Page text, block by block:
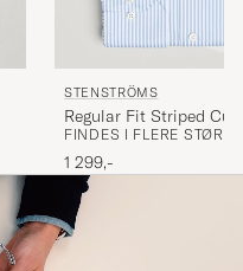
STENSTRÖMS
Regular Fit Striped Cut
Blue/White
FINDES I FLERE
1 299,-